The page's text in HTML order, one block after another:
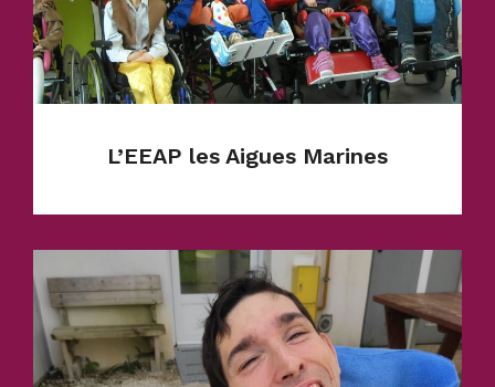
L’EEAP les Aigues Marines
Établissement accompagnant 44 enfants en
situation de polyhandicap. Il accueille 33
enfants en internat et 11 en externat.